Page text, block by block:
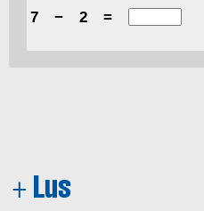
7 − 2 =